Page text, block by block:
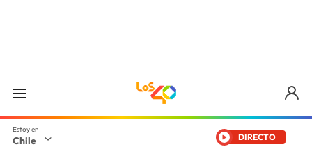
Chile DIRECTO